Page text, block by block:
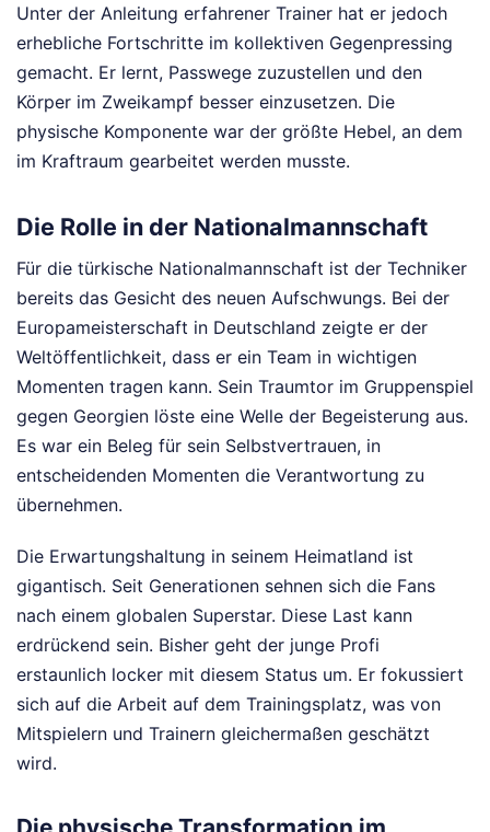
Unter der Anleitung erfahrener Trainer hat er jedoch
erhebliche Fortschritte im kollektiven Gegenpressing
gemacht. Er lernt, Passwege zuzustellen und den
Körper im Zweikampf besser einzusetzen. Die
physische Komponente war der größte Hebel, an dem
im Kraftraum gearbeitet werden musste.
Die Rolle in der Nationalmannschaft
Für die türkische Nationalmannschaft ist der Techniker
bereits das Gesicht des neuen Aufschwungs. Bei der
Europameisterschaft in Deutschland zeigte er der
Weltöffentlichkeit, dass er ein Team in wichtigen
Momenten tragen kann. Sein Traumtor im Gruppenspiel
gegen Georgien löste eine Welle der Begeisterung aus.
Es war ein Beleg für sein Selbstvertrauen, in
entscheidenden Momenten die Verantwortung zu
übernehmen.
Die Erwartungshaltung in seinem Heimatland ist
gigantisch. Seit Generationen sehnen sich die Fans
nach einem globalen Superstar. Diese Last kann
erdrückend sein. Bisher geht der junge Profi
erstaunlich locker mit diesem Status um. Er fokussiert
sich auf die Arbeit auf dem Trainingsplatz, was von
Mitspielern und Trainern gleichermaßen geschätzt
wird.